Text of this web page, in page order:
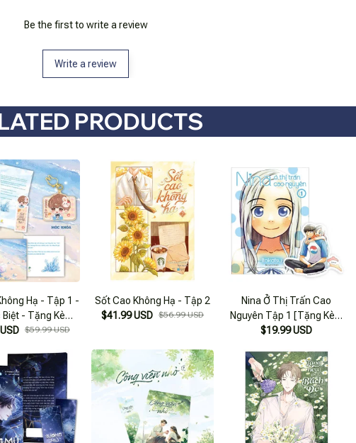
Be the first to write a review
Write a review
PRODUCTS
Hạ - Tập 1 -
Biệt - Tặng Kèm
+ Postcard +
$59.99 USD
Sốt Cao Không Hạ - Tập 2
$41.99 USD $56.99 USD
Nina Ở Thị Trấn Cao
Nguyên Tập 1 [Tặng Kèm
Bookmark]
$19.99 USD